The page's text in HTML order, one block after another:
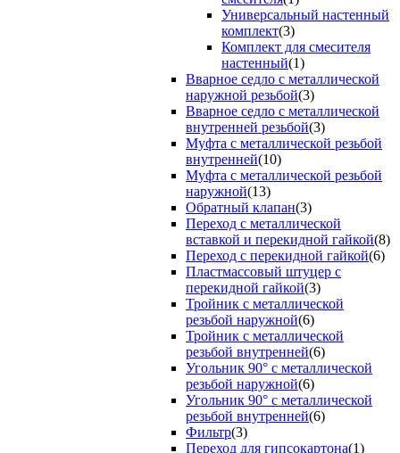
Универсальный настенный
комплект(3)
Комплект для смесителя
настенный(1)
Вварное седло с металлической
наружной резьбой(3)
Вварное седло с металлической
внутренней резьбой(3)
Муфта с металлической резьбой
внутренней(10)
Муфта с металлической резьбой
наружной(13)
Обратный клапан(3)
Переход с металлической
вставкой и перекидной гайкой(8)
Переход с перекидной гайкой(6)
Пластмассовый штуцер с
перекидной гайкой(3)
Тройник с металлической
резьбой наружной(6)
Тройник с металлической
резьбой внутренней(6)
Угольник 90° с металлической
резьбой наружной(6)
Угольник 90° с металлической
резьбой внутренней(6)
Фильтр(3)
Переход для гипсокартона(1)